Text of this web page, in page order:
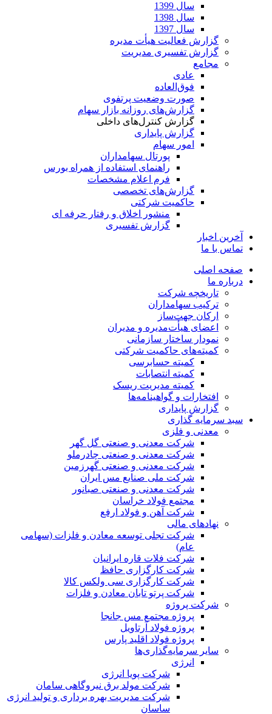
سال 1399
سال 1398
سال 1397
گزارش فعالیت هیأت مدیره
گزارش تفسیری مدیریت
مجامع
عادی
فوق‌العاده
صورت وضعیت پرتفوی
گزارش‌های روزانه بازار سهام
گزارش کنترل‌های داخلی
گزارش پایداری
امور سهام
پورتال سهامداران
راهنمای استفاده از همراه بورس
فرم اعلام مشخصات
گزارش‌های تخصصی
حاکمیت شرکتی
منشور اخلاق و رفتار حرفه­ ای
گزارش تفسیری
آخرین اخبار
تماس با ما
صفحه اصلی
درباره ما
تاریخچه شرکت
ترکیب سهامداران
ارکان جهت‌ساز
اعضای هیأت‌مدیره و مدیران
نمودار ساختار سازمانی
کمیته‌های حاکمیت شرکتی
کمیته حسابرسی
کمیته انتصابات
کمیته مدیریت ریسک
افتخارات و گواهینامه‌ها
گزارش پایداری
سبد سرمایه گذاری
معدنی و فلزی
شرکت معدنی و صنعتی گل گهر
شرکت معدنی و صنعتی چادرملو
شرکت معدنی و صنعتی گهرزمین
شرکت ملی صنایع مس ایران
شرکت معدنی و صنعتی صبانور
مجتمع فولاد خراسان
شرکت آهن و فولاد ارفع
نهادهای مالی
شرکت تجلی توسعه معادن و فلزات (سهامی
عام)
شرکت فلات قاره ایرانیان
شرکت کارگزاری حافظ
شرکت کارگزاری سی ولکس کالا
شرکت پرتو تابان معادن و فلزات
شرکت پروژه
پروژه مجتمع مس جانجا
پروژه فولاد آرتاویل
پروژه فولاد اقلید پارس
سایر سرمایه‌گذاری‌ها
انرژی
شرکت پویا انرژی
شرکت مولد برق نیروگاهی سامان
شرکت مدیریت بهره برداری و تولید انرژی
ساسان